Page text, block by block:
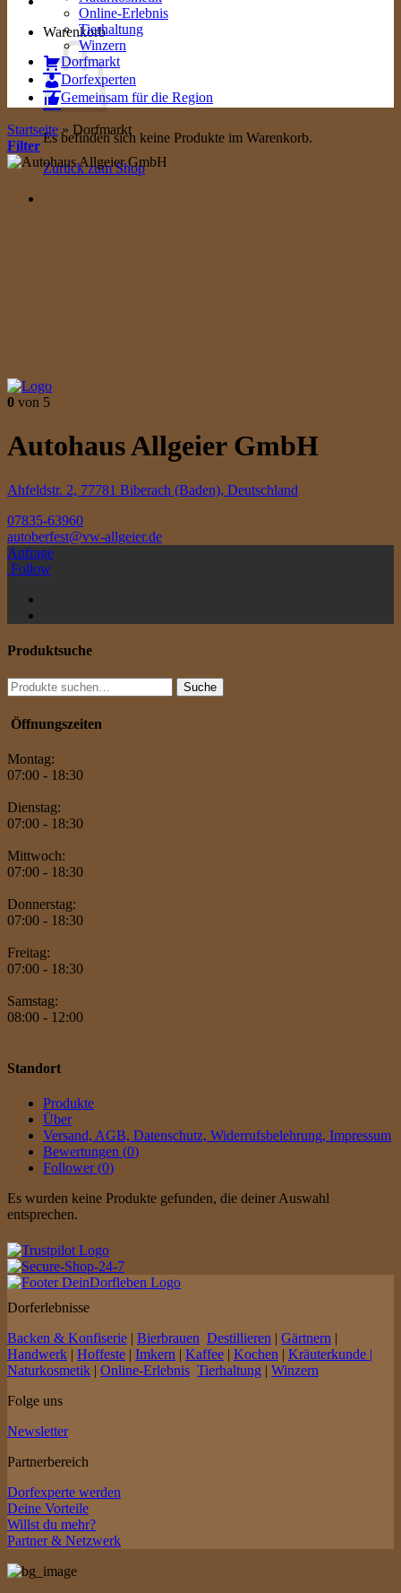
Warenkorb
Es befinden sich keine Produkte im Warenkorb.
Zurück zum Shop
Online-Erlebnis
Tierhaltung
Winzern
Dorfmarkt
Dorfexperten
Gemeinsam für die Region
Startseite » Dorfmarkt
Filter
0 von 5
Autohaus Allgeier GmbH
Ahfeldstr. 2, 77781 Biberach (Baden), Deutschland
07835-63960
autoberfest@vw-allgeier.de
Anfrage
Follow
Produktsuche
Suche
nach:
Suche
Öffnungszeiten
Montag:
07:00 - 18:30
Dienstag:
07:00 - 18:30
Mittwoch:
07:00 - 18:30
Donnerstag:
07:00 - 18:30
Freitag:
07:00 - 18:30
Samstag:
08:00 - 12:00
Standort
Produkte
Über
Versand, AGB, Datenschutz, Widerrufsbelehrung, Impressum
Bewertungen (0)
Follower (0)
Es wurden keine Produkte gefunden, die deiner Auswahl
entsprechen.
Dorferlebnisse
Backen & Konfiserie
Bierbrauen Destillieren Gärtnern
Handwerk
Hoffeste Imkern Kaffee Kochen
Kräuterkunde |
Naturkosmetik
Online-Erlebnis Tierhaltung
Winzern
Folge uns
Newsletter
Partnerbereich
Dorfexperte werden
Deine Vorteile
Willst du mehr?
Partner & Netzwerk